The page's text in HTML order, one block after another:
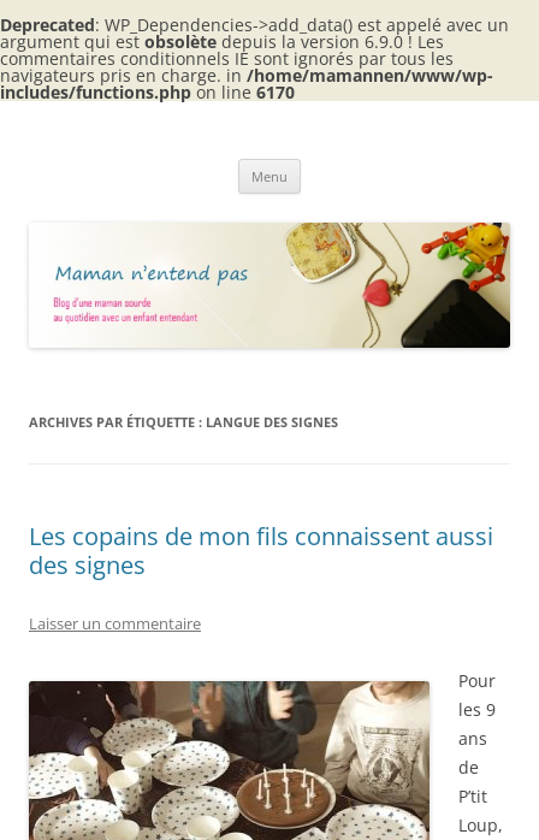
Deprecated: WP_Dependencies->add_data() est appelé avec un
argument qui est obsolète depuis la version 6.9.0 ! Les
commentaires conditionnels IE sont ignorés par tous les
navigateurs pris en charge. in /home/mamannen/www/wp-
includes/functions.php on line 6170
Aller
Menu
ARCHIVES PAR ÉTIQUETTE : LANGUE DES SIGNES
Les copains de mon fils connaissent aussi
des signes
Laisser un commentaire
Pour
les 9
ans
de
P’tit
Loup,